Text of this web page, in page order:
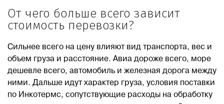
От чего больше всего зависит
стоимость перевозки?
Сильнее всего на цену влияют вид транспорта, вес и
объем груза и расстояние. Авиа дороже всего, море
дешевле всего, автомобиль и железная дорога между
ними. Дальше идут характер груза, условия поставки
по Инкотермс, сопутствующие расходы на обработку